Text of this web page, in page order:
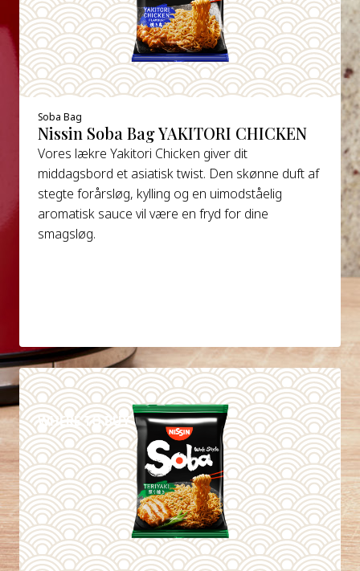
Soba Bag
Nissin Soba Bag YAKITORI CHICKEN
Vores lækre Yakitori Chicken giver dit
middagsbord et asiatisk twist. Den skønne duft af
stegte forårsløg, kylling og en uimodståelig
aromatisk sauce vil være en fryd for dine
smagsløg.
WHERE TO BUY
DETAILS